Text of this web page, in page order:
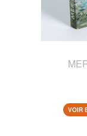
VOIR